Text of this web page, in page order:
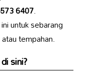
6407.
untuk sebarang
tempahan.
sini?